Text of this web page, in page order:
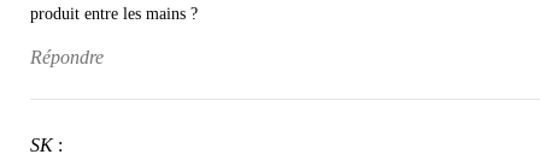
produit entre les mains ?
Répondre
SK :